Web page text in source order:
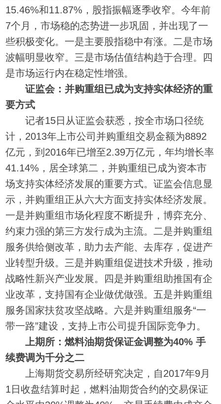
15.46%和11.87%，股指振幅逐季收窄。今年前
7个月，市场稳的态势进一步巩固，并出现了一
些积极变化。一是主要股指稳中有涨。二是市场
波幅明显收窄。三是市场估值结构趋于合理。四
是市场运行内在稳定性增强。
证监会：并购重组已成为支持实体经济的重
要方式
记者15日从证监会获悉，按全市场口径统
计，2013年上市公司并购重组交易金额为8892
亿元，到2016年已增至2.39万亿元，年均增长率
41.14%，居全球第二，并购重组已成为资本市
场支持实体经济发展的重要方式。证监会信息显
示，并购重组正从六大方面支持实体经济发展。
一是并购重组市场化程度不断提升，博弈充分、
约束力强的第三方发行成为主流。二是并购重组
服务供给侧改革，助力去产能、去库存，促进产
业转型升级。三是并购重组促进技术升级，推动
战略性新兴产业发展。四是并购重组助推国有企
业改革，支持国有企业做优做强。五是并购重组
服务国家扶贫攻坚战略。六是并购重组服务“一
带一路”建设，支持上市公司提升国际竞争力。
上期所：燃料油期货保证金调整为40% 手
续费调为千分之二
上海期货交易所经研究决定，自2017年9月
1日收盘结算时起，燃料油期货合约的交易保证